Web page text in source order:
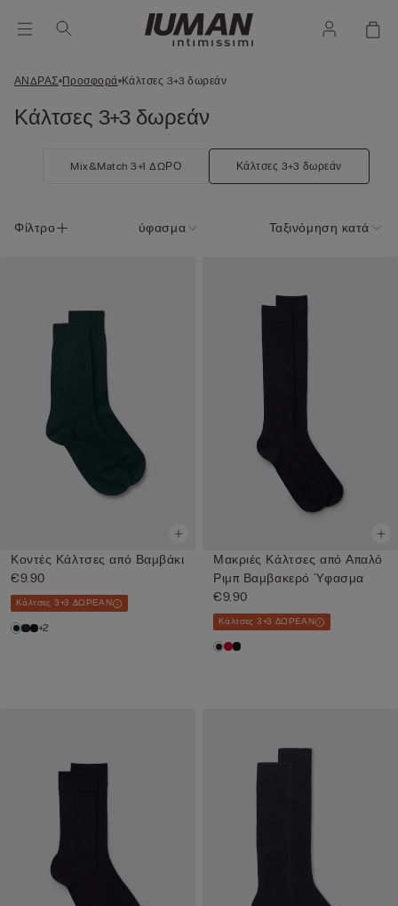
ΑΝΔΡΑΣ Προσφορά Κάλτσες 3+3 δωρεάν
Κάλτσες 3+3 δωρεάν
Mix&Match 3+1 ΔΩΡΟ Κάλτσες 3+3 δωρεάν
Φίλτρο ύφασμα Ταξινόμηση κατά
Κοντές Κάλτσες από Βαμβάκι
€9.90
Κάλτσες 3+3 ΔΩΡΕΑΝ
+2
Μακριές Κάλτσες από Απαλό
Ριμπ Βαμβακερό Ύφασμα
€9.90
Κάλτσες 3+3 ΔΩΡΕΑΝ